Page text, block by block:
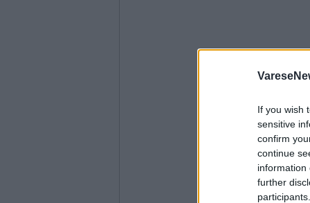
If you wish
sensitive
confirm
continue
information
further